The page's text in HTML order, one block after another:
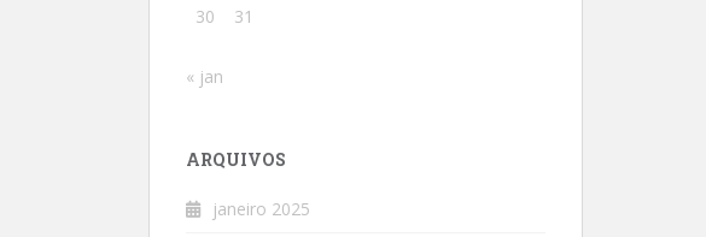
30
31
« jan
ARQUIVOS
janeiro 2025